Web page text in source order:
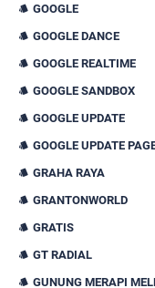
GOOGLE
GOOGLE DANCE
GOOGLE REALTIME
GOOGLE SANDBOX
GOOGLE UPDATE
GOOGLE UPDATE
GRAHA RAYA
GRANTONWORLD
GRATIS
GT RADIAL
GUNUNG MERAPI